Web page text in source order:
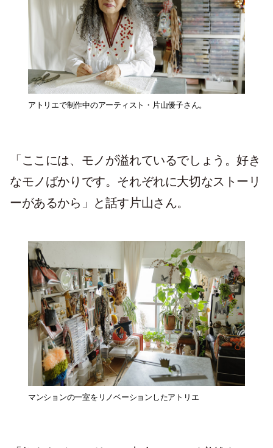
アトリエで制作中のアーティスト・片山優子さん。
「ここには、モノが溢れているでしょう。好き
なモノばかりです。それぞれに大切なストーリ
ーがあるから」と話す片山さん。
マンションの一室をリノベーションしたアトリエ